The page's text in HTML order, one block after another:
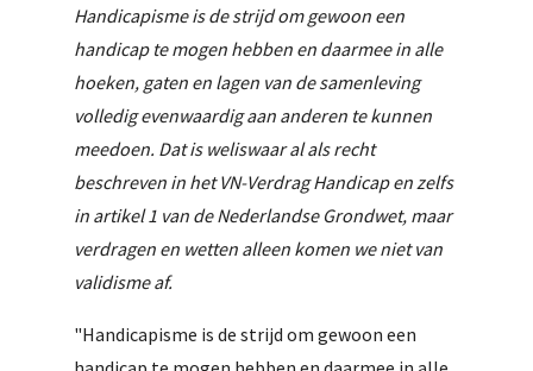
Handicapisme is de strijd om gewoon een
handicap te mogen hebben en daarmee in alle
hoeken, gaten en lagen van de samenleving
volledig evenwaardig aan anderen te kunnen
meedoen. Dat is weliswaar al als recht
beschreven in het VN-Verdrag Handicap en zelfs
in artikel 1 van de Nederlandse Grondwet, maar
verdragen en wetten alleen komen we niet van
validisme af.
"Handicapisme is de strijd om gewoon een